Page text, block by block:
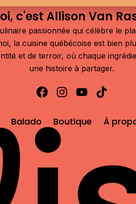
c'est Allison Van
passionnée qui célèbre le
la cuisine québécoise est bien
et de terroir, où chaque
une histoire à partager.
Balado Boutique À